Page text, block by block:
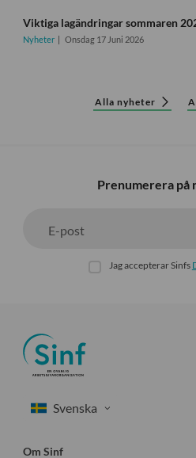
Viktiga lagändringar sommaren
Nyheter Onsdag 17 Juni 2026
Alla nyheter
Prenumerera på
E-post
Jag accepterar Sinfs
Om Sinf